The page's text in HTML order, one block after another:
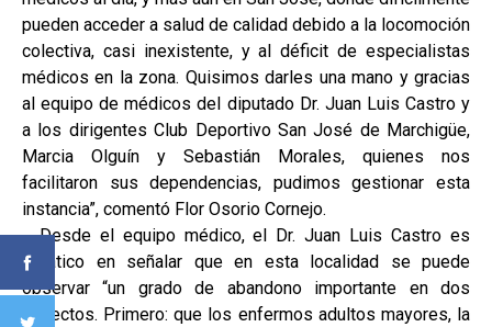
pueden acceder a salud de calidad debido a la locomoción
colectiva, casi inexistente, y al déficit de especialistas
médicos en la zona. Quisimos darles una mano y gracias
al equipo de médicos del diputado Dr. Juan Luis Castro y
a los dirigentes Club Deportivo San José de Marchigüe,
Marcia Olguín y Sebastián Morales, quienes nos
facilitaron sus dependencias, pudimos gestionar esta
instancia”, comentó Flor Osorio Cornejo.
Desde el equipo médico, el Dr. Juan Luis Castro es
enfático en señalar que en esta localidad se puede
observar “un grado de abandono importante en dos
aspectos. Primero: que los enfermos adultos mayores, la